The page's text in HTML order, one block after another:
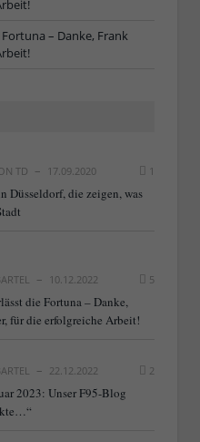
– Danke, Frank
TD 17.09.2020 1
Düsseldorf, die zeigen, was
10.12.2022 5
die Fortuna – Danke,
für die erfolgreiche Arbeit!
22.12.2022 2
2023: Unser F95-Blog